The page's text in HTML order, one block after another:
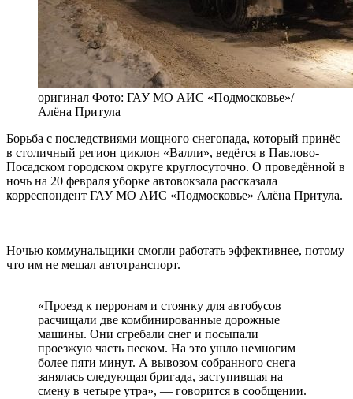
оригинал Фото: ГАУ МО АИС «Подмосковье»/
Алёна Притула
Борьба с последствиями мощного снегопада, который принёс
в столичный регион циклон «Валли», ведётся в Павлово-
Посадском городском округе круглосуточно. О проведённой в
ночь на 20 февраля уборке автовокзала рассказала
корреспондент ГАУ МО АИС «Подмосковье» Алёна Притула.
Ночью коммунальщики смогли работать эффективнее, потому
что им не мешал автотранспорт.
«Проезд к перронам и стоянку для автобусов
расчищали две комбинированные дорожные
машины. Они сгребали снег и посыпали
проезжую часть песком. На это ушло немногим
более пяти минут. А вывозом собранного снега
занялась следующая бригада, заступившая на
смену в четыре утра», — говорится в сообщении.